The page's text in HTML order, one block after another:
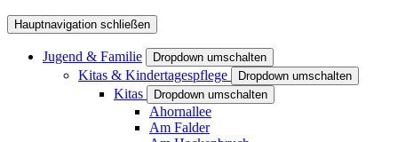
Hauptnavigation schließen
Jugend & Familie Dropdown umschalten
Kitas & Kindertagespflege Dropdown umschalten
Kitas Dropdown umschalten
Ahornallee
Am Falder